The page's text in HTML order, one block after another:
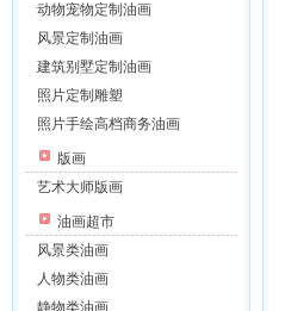
动物宠物定制油画
风景定制油画
建筑别墅定制油画
照片定制雕塑
照片手绘高档商务油画
版画
艺术大师版画
油画超市
风景类油画
人物类油画
静物类油画